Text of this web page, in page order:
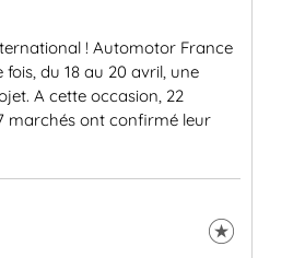
! Automotor France
du 18 au 20 avril, une
A cette occasion, 22
marchés ont confirmé leur